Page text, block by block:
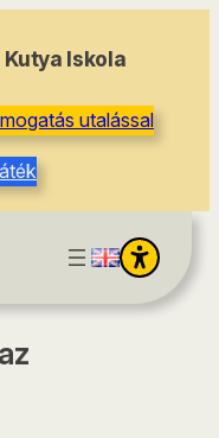
Iskola
utalással